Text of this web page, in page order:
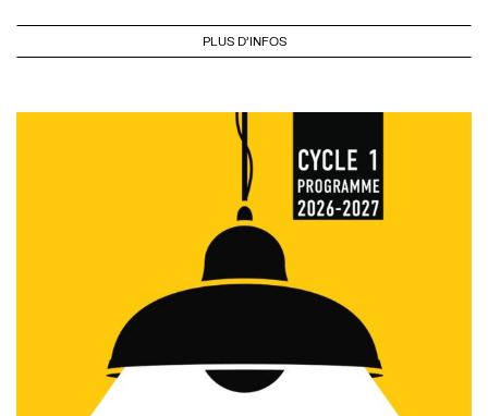
PLUS D'INFOS